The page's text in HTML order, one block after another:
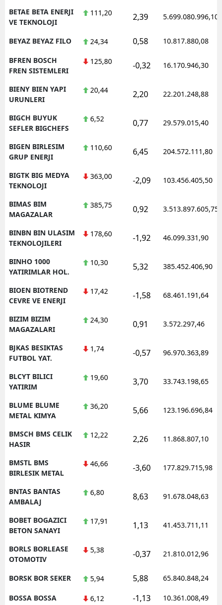
BETAE BETA ENERJI
VE TEKNOLOJI
111,20 2,39 5.699.080.996,10
BEYAZ BEYAZ FILO 24,34 0,58 10.817.880,08
BFREN BOSCH
FREN SISTEMLERI
125,80 -0,32 16.170.946,30
BIENY BIEN YAPI
URUNLERI
20,44 2,20 22.201.248,88
BIGCH BUYUK
SEFLER BIGCHEFS
6,52 0,77 29.579.015,40
BIGEN BIRLESIM
GRUP ENERJI
110,60 6,45 204.572.111,80
BIGTK BIG MEDYA
TEKNOLOJI
363,00 -2,09 103.456.405,50
BIMAS BIM
MAGAZALAR
385,75 0,92 3.513.897.605,75
BINBN BIN ULASIM
TEKNOLOJILERI
178,60 -1,92 46.099.331,90
BINHO 1000
YATIRIMLAR HOL.
10,30 5,32 385.452.406,90
BIOEN BIOTREND
CEVRE VE ENERJI
17,42 -1,58 68.461.191,64
BIZIM BIZIM
MAGAZALARI
24,30 0,91 3.572.297,46
BJKAS BESIKTAS
FUTBOL YAT.
1,74 -0,57 96.970.363,89
BLCYT BILICI
YATIRIM
19,60 3,70 33.743.198,65
BLUME BLUME
METAL KIMYA
36,20 5,66 123.196.696,84
BMSCH BMS CELIK
HASIR
12,22 2,26 11.868.807,10
BMSTL BMS
BIRLESIK METAL
46,66 -3,60 177.829.715,98
BNTAS BANTAS
AMBALAJ
6,80 8,63 91.678.048,63
BOBET BOGAZICI
BETON SANAYI
17,91 1,13 41.453.711,11
BORLS BORLEASE
OTOMOTIV
5,38 -0,37 21.810.012,96
BORSK BOR SEKER 5,94 5,88 65.840.848,24
BOSSA BOSSA 6,12 -1,13 10.361.008,49